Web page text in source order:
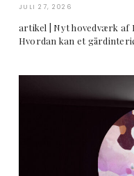
JULI 27, 2026
artikel | Nyt hovedværk
Hvordan kan et